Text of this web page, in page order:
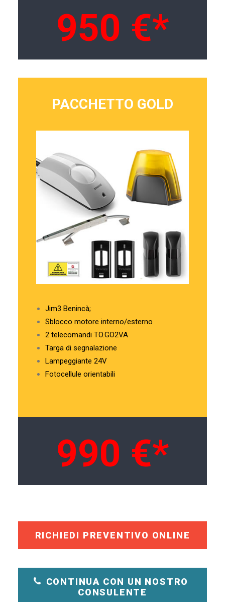
950 €*
PACCHETTO GOLD
Jim3 Benincà;
Sblocco motore interno/esterno
2 telecomandi TO.GO2VA
Targa di segnalazione
Lampeggiante 24V
Fotocellule orientabili
990 €*
RICHIEDI PREVENTIVO ONLINE
CONTINUA CON UN NOSTRO
CONSULENTE